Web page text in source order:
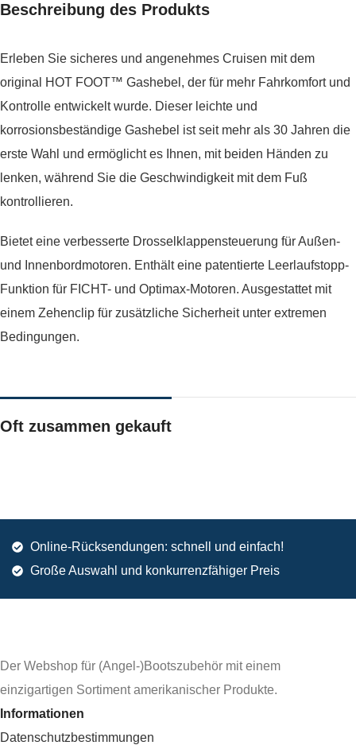
Beschreibung des Produkts
Erleben Sie sicheres und angenehmes Cruisen mit dem
original HOT FOOT™ Gashebel, der für mehr Fahrkomfort und
Kontrolle entwickelt wurde. Dieser leichte und
korrosionsbeständige Gashebel ist seit mehr als 30 Jahren die
erste Wahl und ermöglicht es Ihnen, mit beiden Händen zu
lenken, während Sie die Geschwindigkeit mit dem Fuß
kontrollieren.
Bietet eine verbesserte Drosselklappensteuerung für Außen-
und Innenbordmotoren. Enthält eine patentierte Leerlaufstopp-
Funktion für FICHT- und Optimax-Motoren. Ausgestattet mit
einem Zehenclip für zusätzliche Sicherheit unter extremen
Bedingungen.
Oft zusammen gekauft
Online-Rücksendungen: schnell und einfach!
Große Auswahl und konkurrenzfähiger Preis
Der Webshop für (Angel-)Bootszubehör mit einem
einzigartigen Sortiment amerikanischer Produkte.
Informationen
Datenschutzbestimmungen